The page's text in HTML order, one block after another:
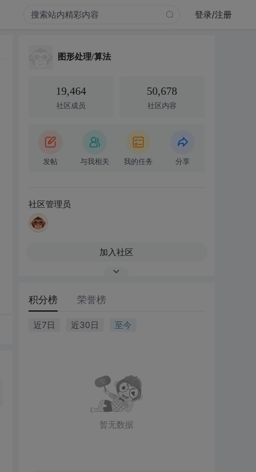
登录/注册
图形处理/算法
19,464
社区成员
50,678
社区内容
发帖 与我相关 我的任务 分享
社区管理员
加入社区
积分榜 荣誉榜
近7日 近30日 至今
暂无数据